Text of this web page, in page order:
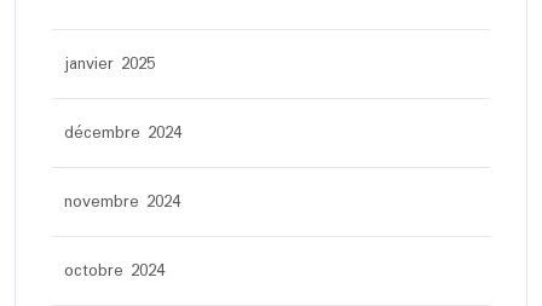
janvier 2025
décembre 2024
novembre 2024
octobre 2024